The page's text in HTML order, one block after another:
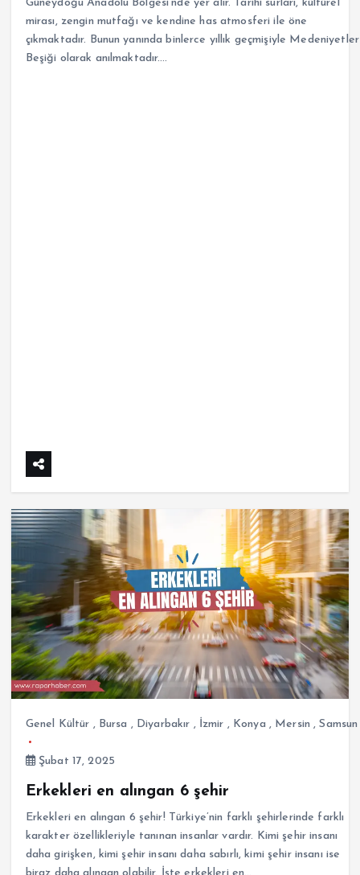
Güneydoğu Anadolu Bölgesi’nde yer alır. Tarihi surları, kültürel
mirası, zengin mutfağı ve kendine has atmosferi ile öne
çıkmaktadır. Bunun yanında binlerce yıllık geçmişiyle Medeniyetler
Beşiği olarak anılmaktadır.…
Genel Kültür , Bursa , Diyarbakır , İzmir , Konya , Mersin ,Samsun
Şubat 17, 2025
Erkekleri en alıngan 6 şehir
Erkekleri en alıngan 6 şehir! Türkiye’nin farklı şehirlerinde farklı
karakter özellikleriyle tanınan insanlar vardır. Kimi şehir insanı
daha girişken, kimi şehir insanı daha sabırlı, kimi şehir insanı ise